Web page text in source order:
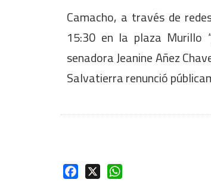
Camacho, a través de
15:30 en la plaza Murillo
senadora Jeanine Añez
Salvatierra renunció
Facebook